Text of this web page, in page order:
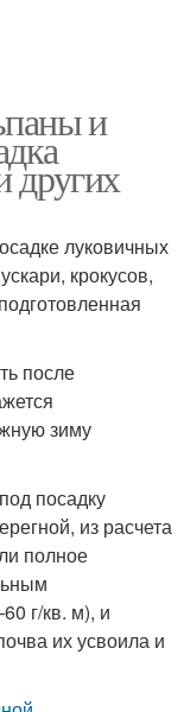
и
других
луковичных
крокусов,
после
зиму
посадку
из расчета
полное
г/кв. м), и
их усвоила и